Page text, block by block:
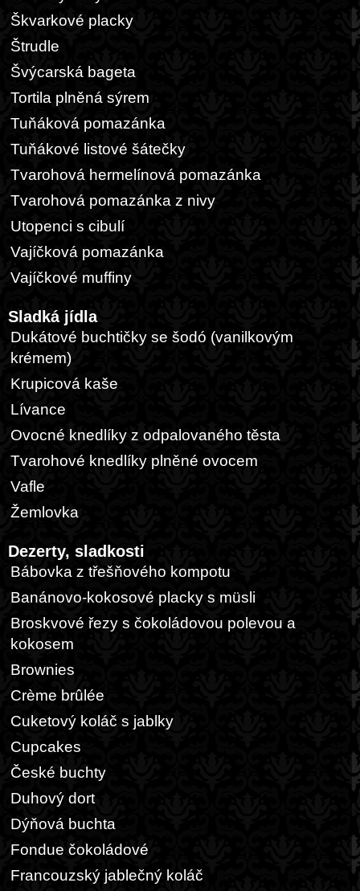
Škvarkové placky
Štrudle
Švýcarská bageta
Tortila plněná sýrem
Tuňáková pomazánka
Tuňákové listové šátečky
Tvarohová hermelínová pomazánka
Tvarohová pomazánka z nivy
Utopenci s cibulí
Vajíčková pomazánka
Vajíčkové muffiny
Sladká jídla
Dukátové buchtičky se šodó (vanilkovým
krémem)
Krupicová kaše
Lívance
Ovocné knedlíky z odpalovaného těsta
Tvarohové knedlíky plněné ovocem
Vafle
Žemlovka
Dezerty, sladkosti
Bábovka z třešňového kompotu
Banánovo-kokosové placky s müsli
Broskvové řezy s čokoládovou polevou a
kokosem
Brownies
Crème brûlée
Cuketový koláč s jablky
Cupcakes
České buchty
Duhový dort
Dýňová buchta
Fondue čokoládové
Francouzský jablečný koláč